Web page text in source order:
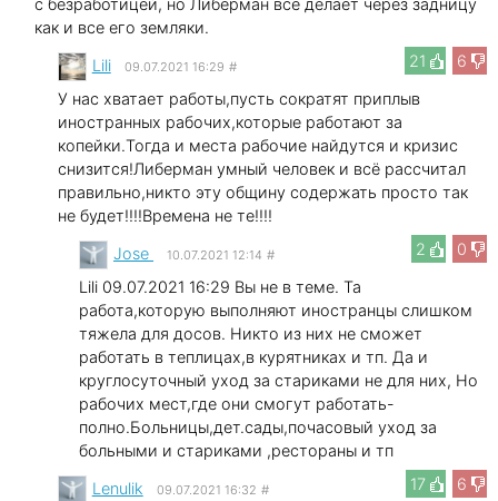
как и все его земляки.
21
6
Lili 09.07.2021 16:29 #
У нас хватает работы,пусть сократят приплыв
иностранных рабочих,которые работают за
копейки.Тогда и места рабочие найдутся и кризис
снизится!Либерман умный человек и всё рассчитал
правильно,никто эту общину содержать просто так
не будет!!!!Времена не те!!!!
2
0
Jose 10.07.2021 12:14 #
Lili 09.07.2021 16:29 Вы не в теме. Та
работа,которую выполняют иностранцы слишком
тяжела для досов. Никто из них не сможет
работать в теплицах,в курятниках и тп. Да и
круглосуточный уход за стариками не для них, Но
рабочих мест,где они смогут работать-
полно.Больницы,дет.сады,почасовый уход за
больными и стариками ,рестораны и тп
17
6
Lenulik 09.07.2021 16:32 #